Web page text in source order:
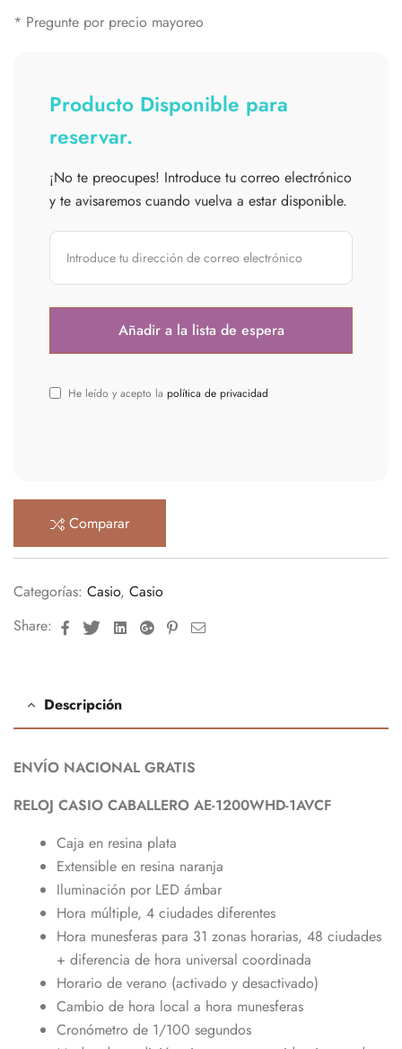
* Pregunte por precio mayoreo
Producto Disponible para
reservar.
¡No te preocupes! Introduce tu correo electrónico
y te avisaremos cuando vuelva a estar disponible.
He leído y acepto la política de privacidad
Comparar
Categorías: Casio, Casio
Share:
FacebookTwitterLinkedinGoogle+Pinterest
Email
Descripción
ENVÍO NACIONAL GRATIS
RELOJ CASIO CABALLERO AE-1200WHD-1AVCF
Caja en resina plata
Extensible en resina naranja
Iluminación por LED ámbar
Hora múltiple, 4 ciudades diferentes
Hora munesferas para 31 zonas horarias, 48 ciudades
+ diferencia de hora universal coordinada
Horario de verano (activado y desactivado)
Cambio de hora local a hora munesferas
Cronómetro de 1/100 segundos